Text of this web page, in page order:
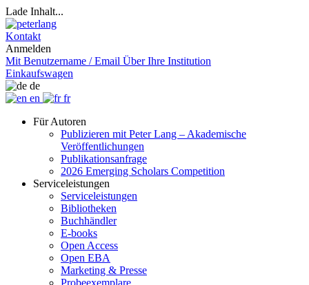
Lade Inhalt...
Kontakt
Anmelden
Mit Benutzername / Email Über Ihre Institution
Einkaufswagen
de
en
fr
Für Autoren
Publizieren mit Peter Lang – Akademische
Veröffentlichungen
Publikationsanfrage
2026 Emerging Scholars Competition
Serviceleistungen
Serviceleistungen
Bibliotheken
Buchhändler
E-books
Open Access
Open EBA
Marketing & Presse
Probeexemplare